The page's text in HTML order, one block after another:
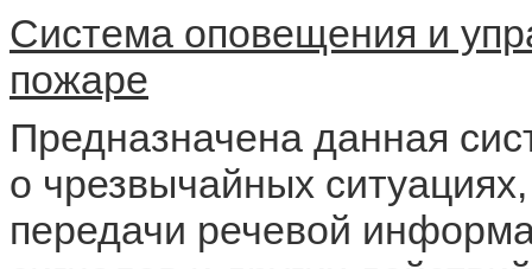
Система оповещения и
пожаре
Предназначена данная
о чрезвычайных
передачи речевой